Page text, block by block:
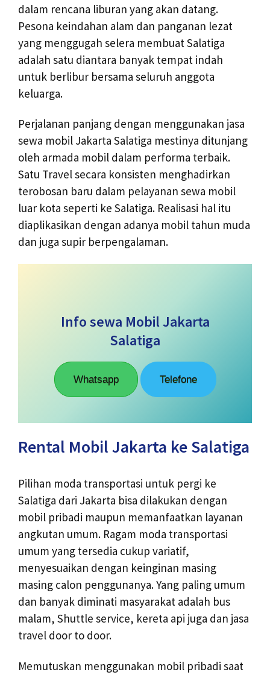
dalam rencana liburan yang akan datang.
Pesona keindahan alam dan panganan lezat
yang menggugah selera membuat Salatiga
adalah satu diantara banyak tempat indah
untuk berlibur bersama seluruh anggota
keluarga.
Perjalanan panjang dengan menggunakan jasa
sewa mobil Jakarta Salatiga mestinya ditunjang
oleh armada mobil dalam performa terbaik.
Satu Travel secara konsisten menghadirkan
terobosan baru dalam pelayanan sewa mobil
luar kota seperti ke Salatiga. Realisasi hal itu
diaplikasikan dengan adanya mobil tahun muda
dan juga supir berpengalaman.
Info sewa Mobil Jakarta
Salatiga
Whatsapp Telefone
Rental Mobil Jakarta ke Salatiga
Pilihan moda transportasi untuk pergi ke
Salatiga dari Jakarta bisa dilakukan dengan
mobil pribadi maupun memanfaatkan layanan
angkutan umum. Ragam moda transportasi
umum yang tersedia cukup variatif,
menyesuaikan dengan keinginan masing
masing calon penggunanya. Yang paling umum
dan banyak diminati masyarakat adalah bus
malam, Shuttle service, kereta api juga dan jasa
travel door to door.
Memutuskan menggunakan mobil pribadi saat